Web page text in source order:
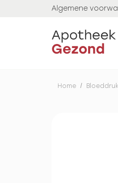
Algemene
Home / Bloeddruk